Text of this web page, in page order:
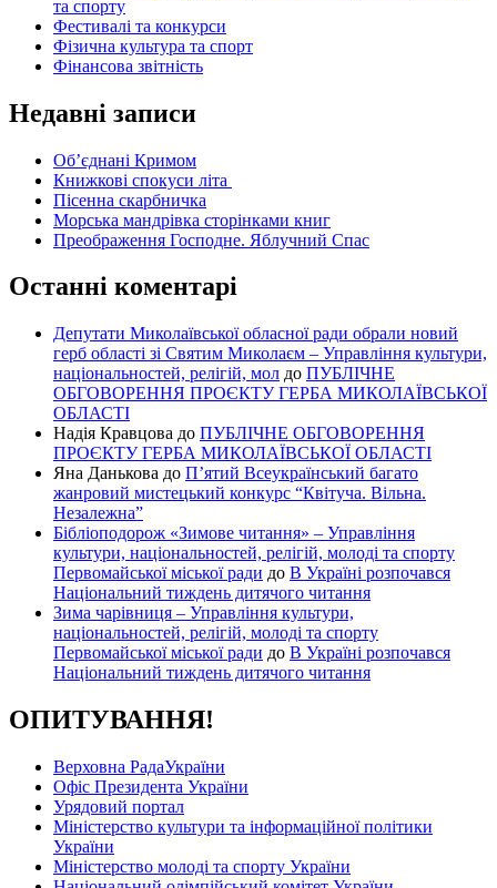
та спорту
Фестивалі та конкурси
Фізична культура та спорт
Фінансова звітність
Недавні записи
Об’єднані Кримом
Книжкові спокуси літа
Пісенна скарбничка
Морська мандрівка сторінками книг
Преображення Господне. Яблучний Спас
Останні коментарі
Депутати Миколаївської обласної ради обрали новий
герб області зі Святим Миколаєм – Управління культури,
національностей, релігій, мол до ПУБЛІЧНЕ
ОБГОВОРЕННЯ ПРОЄКТУ ГЕРБА МИКОЛАЇВСЬКОЇ
ОБЛАСТІ
Надія Кравцова до ПУБЛІЧНЕ ОБГОВОРЕННЯ
ПРОЄКТУ ГЕРБА МИКОЛАЇВСЬКОЇ ОБЛАСТІ
Яна Данькова до П’ятий Всеукраїнський багато
жанровий мистецький конкурс “Квітуча. Вільна.
Незалежна”
Бібліоподорож «Зимове читання» – Управління
культури, національностей, релігій, молоді та спорту
Первомайської міської ради до В Україні розпочався
Національний тиждень дитячого читання
Зима чарівниця – Управління культури,
національностей, релігій, молоді та спорту
Первомайської міської ради до В Україні розпочався
Національний тиждень дитячого читання
ОПИТУВАННЯ!
Верховна РадаУкраїни
Офіс Президента України
Урядовий портал
Міністерство культури та інформаційної політики
України
Міністерство молоді та спорту України